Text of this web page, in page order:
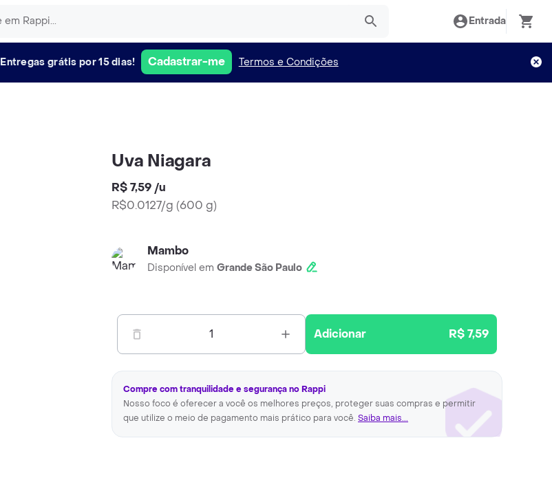
Entrada
Entregas grátis por 15 dias! Cadastrar-me Termos e Condições
Uva Niagara
R$ 7,59 /u
R$0.0127/g (600 g)
Mambo
Disponível em Grande São Paulo
1 Adicionar R$ 7,59
Compre com tranquilidade e segurança no Rappi
Nosso foco é oferecer a você os melhores preços, proteger suas compras e permitir
que utilize o meio de pagamento mais prático para você. Saiba mais...